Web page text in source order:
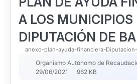
A LOS MUNICIPIOS
DIPUTACIÓN DE
anexo-plan-ayuda-financiera-
29/06/2021
962 KB